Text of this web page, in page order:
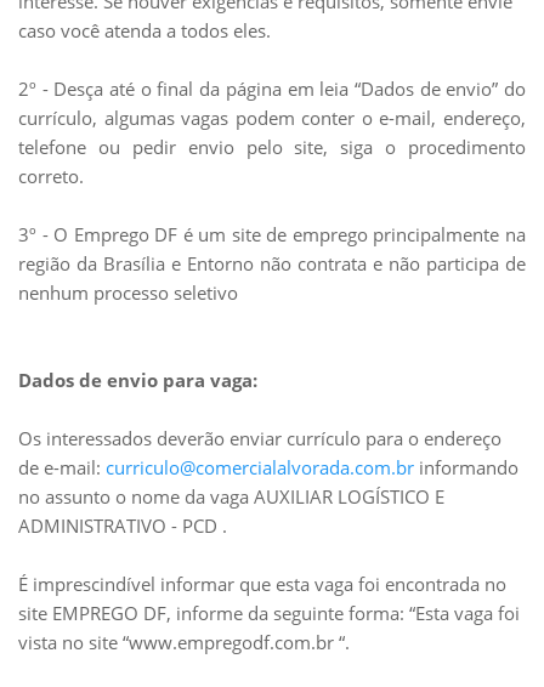
caso você atenda a todos eles.
2º - Desça até o final da página em leia “Dados de envio” do
currículo, algumas vagas podem conter o e-mail, endereço,
telefone ou pedir envio pelo site, siga o procedimento
correto.
3º - O Emprego DF é um site de emprego principalmente na
região da Brasília e Entorno não contrata e não participa de
nenhum processo seletivo
Dados de envio para vaga:
Os interessados deverão enviar currículo para o endereço
de e-mail: curriculo@comercialalvorada.com.br informando
no assunto o nome da vaga AUXILIAR LOGÍSTICO E
ADMINISTRATIVO - PCD .
É imprescindível informar que esta vaga foi encontrada no
site EMPREGO DF, informe da seguinte forma: “Esta vaga foi
vista no site “www.empregodf.com.br “.